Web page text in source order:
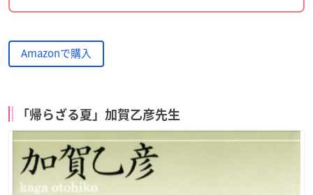
Amazonで購入
「帰らざる夏」加賀乙彦先生